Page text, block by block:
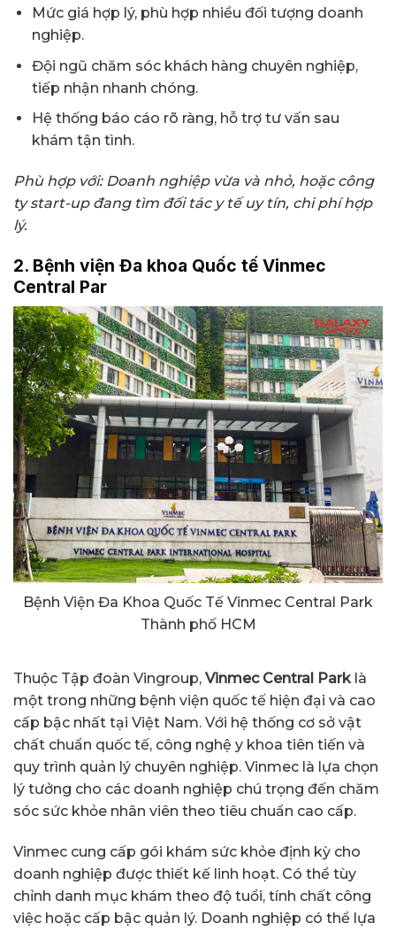
Mức giá hợp lý, phù hợp nhiều đối tượng doanh
nghiệp.
Đội ngũ chăm sóc khách hàng chuyên nghiệp,
tiếp nhận nhanh chóng.
Hệ thống báo cáo rõ ràng, hỗ trợ tư vấn sau
khám tận tình.
Phù hợp với: Doanh nghiệp vừa và nhỏ, hoặc công
ty start-up đang tìm đối tác y tế uy tín, chi phí hợp
lý.
2. Bệnh viện Đa khoa Quốc tế Vinmec
Central Par
Bệnh Viện Đa Khoa Quốc Tế Vinmec Central Park
Thành phố HCM
Thuộc Tập đoàn Vingroup, Vinmec Central Parklà
một trong những bệnh viện quốc tế hiện đại và cao
cấp bậc nhất tại Việt Nam. Với hệ thống cơ sở vật
chất chuẩn quốc tế, công nghệ y khoa tiên tiến và
quy trình quản lý chuyên nghiệp. Vinmec là lựa chọn
lý tưởng cho các doanh nghiệp chú trọng đến chăm
sóc sức khỏe nhân viên theo tiêu chuẩn cao cấp.
Vinmec cung cấp gói khám sức khỏe định kỳ cho
doanh nghiệp được thiết kế linh hoạt. Có thể tùy
chỉnh danh mục khám theo độ tuổi, tính chất công
việc hoặc cấp bậc quản lý. Doanh nghiệp có thể lựa